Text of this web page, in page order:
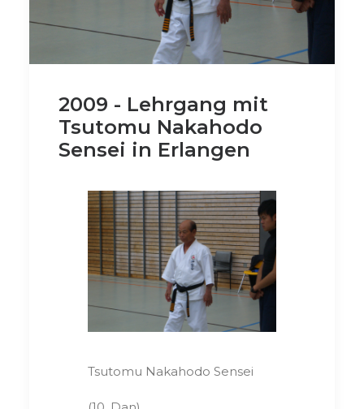
2009 - Lehrgang mit
Tsutomu Nakahodo
Sensei in Erlangen
Tsutomu Nakahodo Sensei